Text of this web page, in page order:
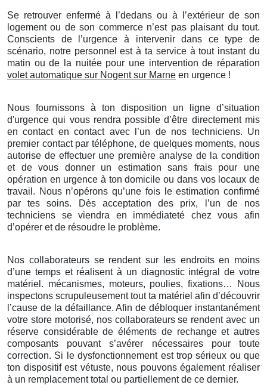
Se retrouver enfermé à l’dedans ou à l’extérieur de son
logement ou de son commerce n’est pas plaisant du tout.
Conscients de l’urgence à intervenir dans ce type de
scénario, notre personnel est à ta service à tout instant du
matin ou de la nuitée pour une intervention de réparation
volet automatique sur Nogent sur Marne en urgence !
Nous fournissons à ton disposition un ligne d’situation
d'urgence qui vous rendra possible d’être directement mis
en contact en contact avec l’un de nos techniciens. Un
premier contact par téléphone, de quelques moments, nous
autorise de effectuer une première analyse de la condition
et de vous donner un estimation sans frais pour une
opération en urgence à ton domicile ou dans vos locaux de
travail. Nous n’opérons qu’une fois le estimation confirmé
par tes soins. Dès acceptation des prix, l’un de nos
techniciens se viendra en immédiateté chez vous afin
d’opérer et de résoudre le problème.
Nos collaborateurs se rendent sur les endroits en moins
d’une temps et réalisent à un diagnostic intégral de votre
matériel. mécanismes, moteurs, poulies, fixations… Nous
inspectons scrupuleusement tout ta matériel afin d’découvrir
l’cause de la défaillance. Afin de débloquer instantanément
votre store motorisé, nos collaborateurs se rendent avec un
réserve considérable de éléments de rechange et autres
composants pouvant s’avérer nécessaires pour toute
correction. Si le dysfonctionnement est trop sérieux ou que
ton dispositif est vétuste, nous pouvons également réaliser
à un remplacement total ou partiellement de ce dernier.